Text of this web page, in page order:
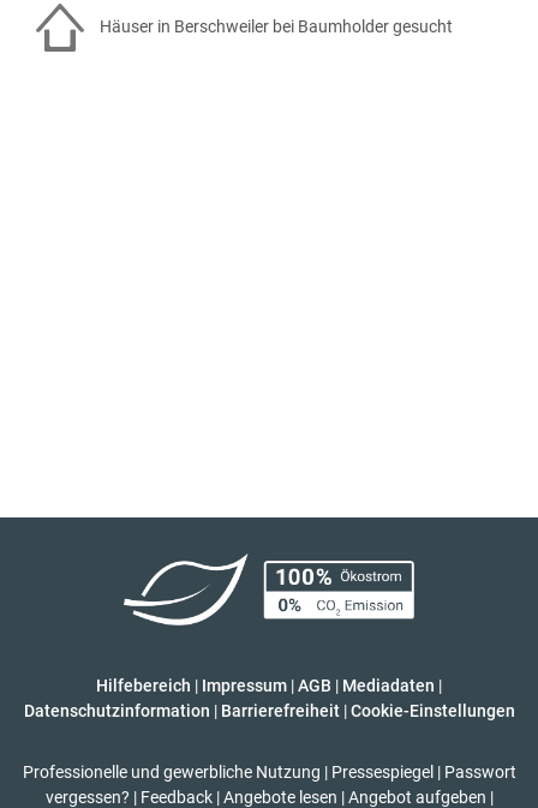
Häuser in Berschweiler bei Baumholder gesucht
Hilfebereich | Impressum |AGB | Mediadaten |
Datenschutzinformation | Barrierefreiheit | Cookie-Einstellungen
Professionelle und gewerbliche Nutzung | Pressespiegel | Passwort
vergessen? | Feedback | Angebote lesen | Angebot aufgeben |